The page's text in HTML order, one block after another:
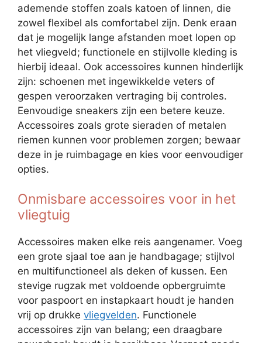
ademende stoffen zoals katoen of linnen, die
zowel flexibel als comfortabel zijn. Denk eraan
dat je mogelijk lange afstanden moet lopen op
het vliegveld; functionele en stijlvolle kleding is
hierbij ideaal. Ook accessoires kunnen hinderlijk
zijn: schoenen met ingewikkelde veters of
gespen veroorzaken vertraging bij controles.
Eenvoudige sneakers zijn een betere keuze.
Accessoires zoals grote sieraden of metalen
riemen kunnen voor problemen zorgen; bewaar
deze in je ruimbagage en kies voor eenvoudiger
opties.
Onmisbare accessoires voor in het
vliegtuig
Accessoires maken elke reis aangenamer. Voeg
een grote sjaal toe aan je handbagage; stijlvol
en multifunctioneel als deken of kussen. Een
stevige rugzak met voldoende opbergruimte
voor paspoort en instapkaart houdt je handen
vrij op drukke vliegvelden. Functionele
accessoires zijn van belang; een draagbare